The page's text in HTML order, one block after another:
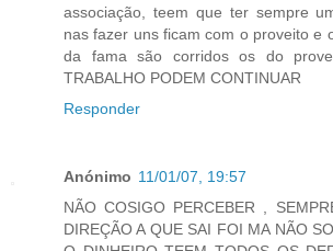
associação, teem que ter sempre
nas fazer uns ficam com o proveito e
da fama são corridos os do
TRABALHO PODEM CONTINUAR
Responder
Anónimo 11/01/07, 19:57
NÃO COSIGO PERCEBER ,
DIREÇÃO A QUE SAI FOI MA NÃO